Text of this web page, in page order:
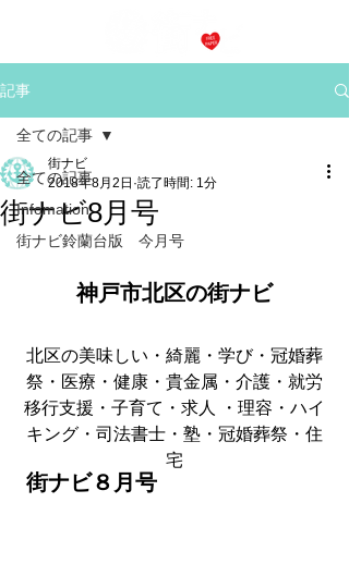
記事
全ての記事
Infomation
街ナビ鈴蘭台版 今月号
全ての記事
街ナビ8月号
街ナビ
2018年8月2日 読了時間: 1分
神戸市北区の街ナビ
北区の美味しい・綺麗・学び・冠婚葬
祭・医療・健康・貴金属・介護・就労
移行支援・子育て・求人 ・理容・ハイ
キング・司法書士・塾・冠婚葬祭・住
宅
街ナビ８月号